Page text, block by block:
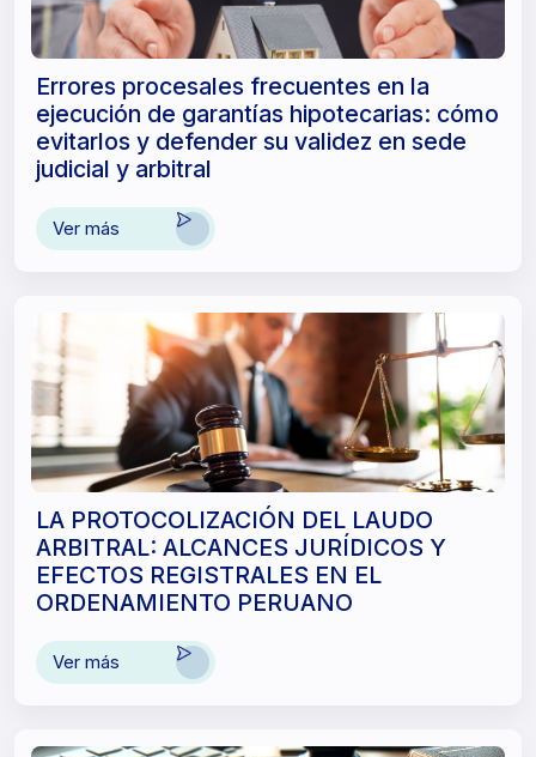
Errores procesales frecuentes en la
ejecución de garantías hipotecarias: cómo
evitarlos y defender su validez en sede
judicial y arbitral
Ver más
LA PROTOCOLIZACIÓN DEL LAUDO
ARBITRAL: ALCANCES JURÍDICOS Y
EFECTOS REGISTRALES EN EL
ORDENAMIENTO PERUANO
Ver más